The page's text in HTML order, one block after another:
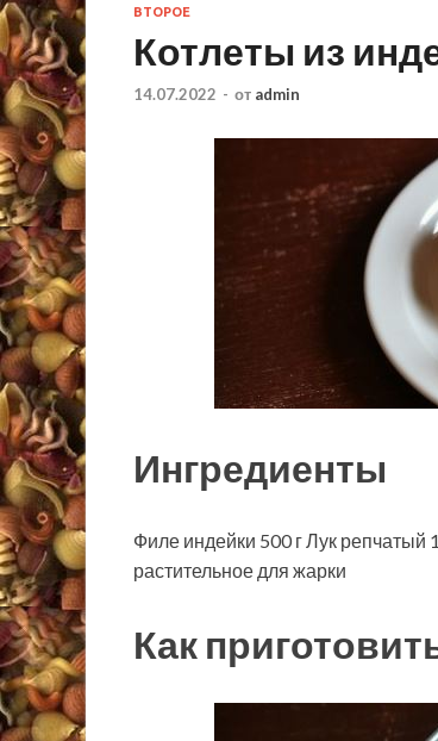
ВТОРОЕ
Котлеты из
14.07.2022 - от admin
Ингредиенты
Филе индейки 500 гЛук репчатый 1
растительное для жарки
Как